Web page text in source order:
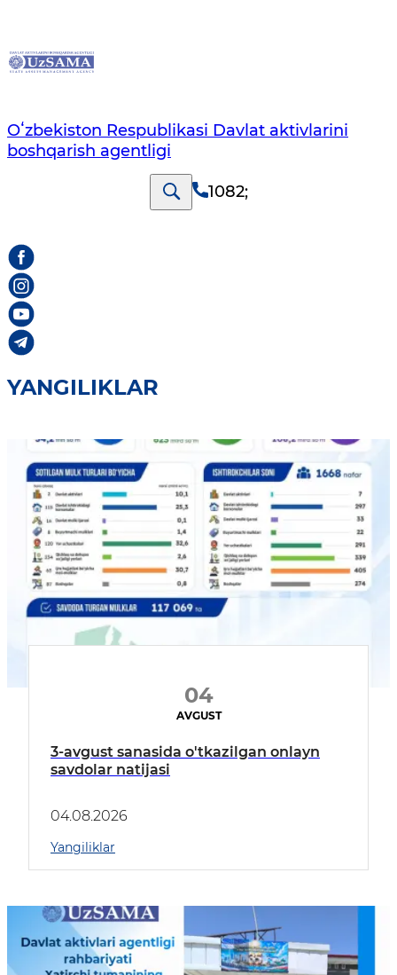
Oʻzbekiston Respublikasi Davlat aktivlarini
boshqarish agentligi
1082;
YANGILIKLAR
04
AVGUST
3-avgust sanasida o'tkazilgan onlayn
savdolar natijasi
04.08.2026
Yangiliklar